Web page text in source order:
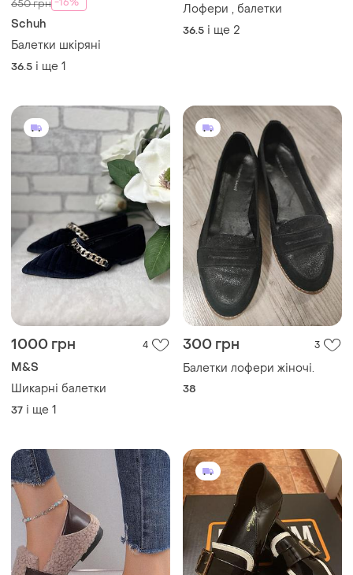
650 грн
Schuh
Балетки шкіряні
36.5 і ще 1
Лофери , балетки
36.5 і ще 2
1000 грн 4
M&S
Шикарні балетки
37 і ще 1
300 грн 3
Балетки лофери жіночі.
38